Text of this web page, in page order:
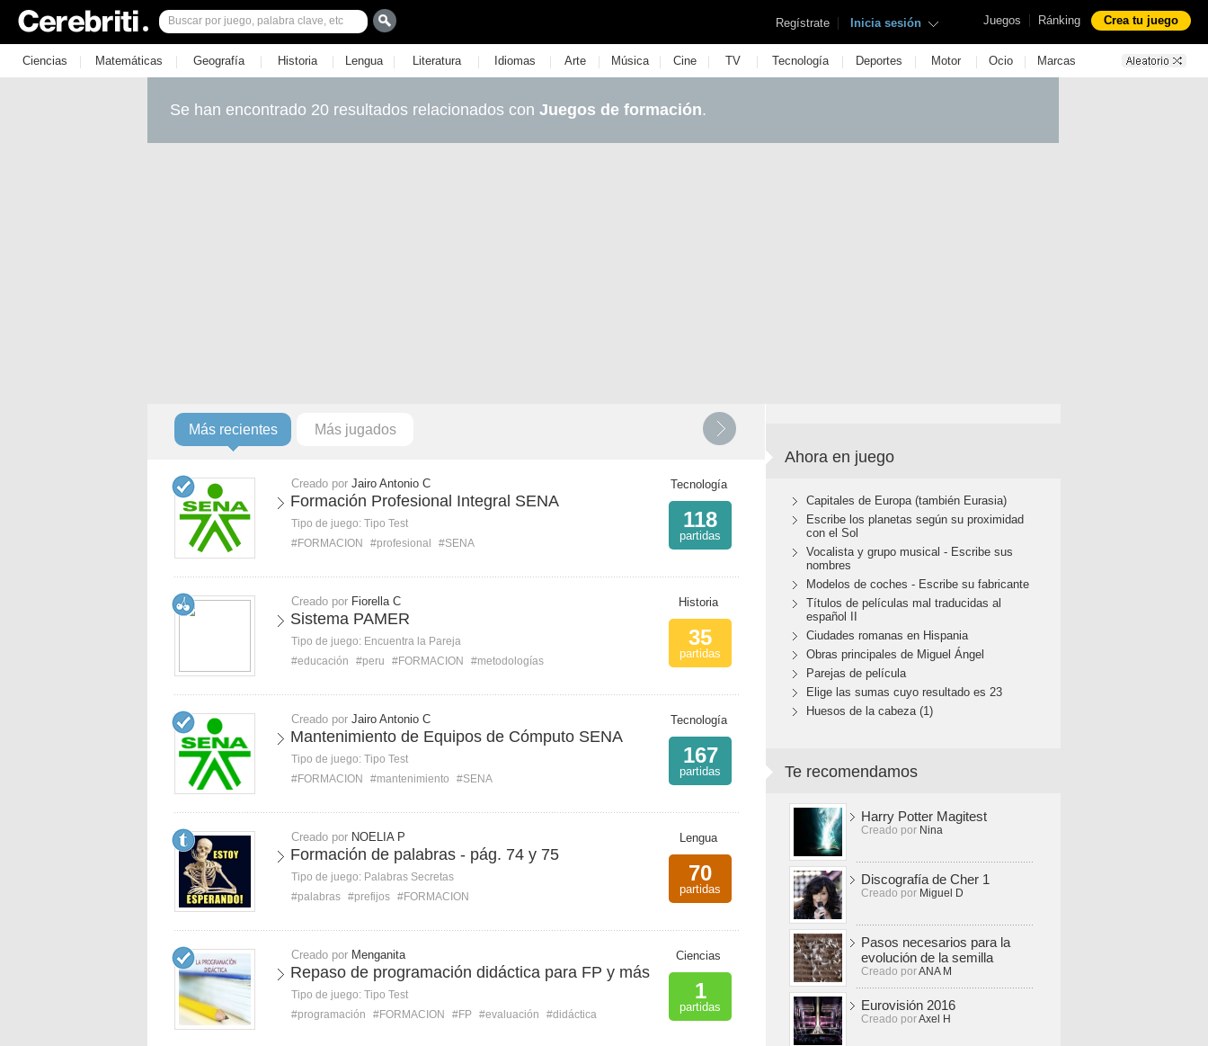
Juegos | Ránking Crea tu juego
Regístrate | Inicia sesión
Ciencias | Matemáticas | Geografía | Historia | Lengua | Literatura | Idiomas | Arte | Música | Cine | TV | Tecnología | Deportes | Motor | Ocio | Marcas
Se han encontrado 20 resultados relacionados con Juegos de formación.
Más recientes Más jugados
Creado por Jairo Antonio C
Formación Profesional Integral SENA
Tipo de juego: Tipo Test
#FORMACION
#profesional #SENA
Tecnología
118
partidas
Creado por Fiorella C
Sistema PAMER
Tipo de juego: Encuentra la Pareja
#educación
#peru #FORMACION #metodologías
Historia
35
partidas
Creado por Jairo Antonio C
Mantenimiento de Equipos de Cómputo SENA
Tipo de juego: Tipo Test
#FORMACION
#mantenimiento #SENA
Tecnología
167
partidas
Creado por NOELIA P
Formación de palabras - pág. 74 y 75
Tipo de juego: Palabras Secretas
#palabras #prefijos #FORMACION
Lengua
70
partidas
Creado por Menganita
Repaso de programación didáctica para FP y más
Tipo de juego: Tipo Test
#programación
#FORMACION #FP #evaluación #didáctica
Ciencias
1
partidas
Ahora en juego
Capitales de Europa (también Eurasia)
Escribe los planetas según su proximidad
con el Sol
Vocalista y grupo musical - Escribe sus
nombres
Modelos de coches - Escribe su fabricante
Títulos de películas mal traducidas al
español II
Ciudades romanas en Hispania
Obras principales de Miguel Ángel
Parejas de película
Elige las sumas cuyo resultado es 23
Huesos de la cabeza (1)
Te recomendamos
Harry Potter Magitest
Creado por Nina
Discografía de Cher 1
Creado por Miguel D
Pasos necesarios para la
evolución de la semilla
Creado porANA M
Eurovisión 2016
Creado porAxel H